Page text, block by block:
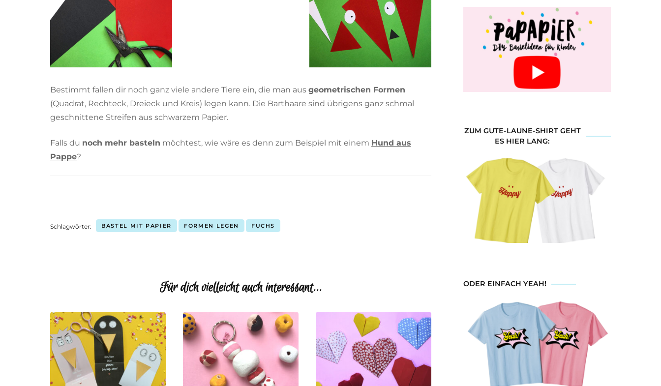
Bestimmt fallen dir noch ganz viele andere Tiere ein, die man aus geometrischen Formen
(Quadrat, Rechteck, Dreieck und Kreis) legen kann. Die Barthaare sind übrigens ganz schmal
geschnittene Streifen aus schwarzem Papier.
Falls du noch mehr basteln möchtest, wie wäre es denn zum Beispiel mit einem Hund aus
Pappe?
Schlagwörter: BASTEL MIT PAPIER FORMEN LEGEN FUCHS
Für dich vielleicht auch interessant...
ZUM GUTE-LAUNE-SHIRT GEHT
ES HIER LANG:
ODER EINFACH YEAH!